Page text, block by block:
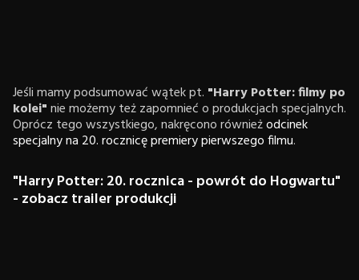
Jeśli mamy podsumować wątek pt. "Harry Potter: filmy po
kolei"nie możemy też zapomnieć o produkcjach specjalnych.
Oprócz tego wszystkiego, nakręcono równieżodcinek
specjalny na 20. rocznicę premiery pierwszego filmu.
"Harry Potter: 20. rocznica - powrót do Hogwartu"
- zobacz trailer produkcji